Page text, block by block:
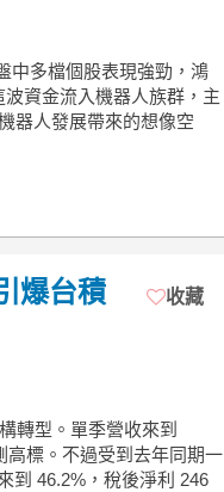
中多檔個股表現強勁，鴻
資金流入機器人族群，主
器人發展帶來的想像空
爆台積
收藏
轉型。單季營收來到
高標。不過受到去年同期一
到 46.2%，稅後淨利 246